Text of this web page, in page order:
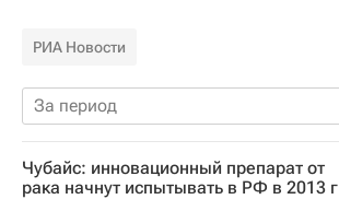
РИА Новости
За период
Чубайс: инновационный препарат от
рака начнут испытывать в РФ в 2013 г